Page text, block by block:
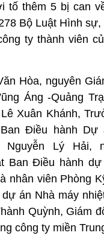
tố thêm 5 bị can
Bộ Luật Hình
ty thành viên
Hòa, nguyên
Áng -Quảng
Xuân Khánh,
Điều hành Dự
Nguyễn Lý Hải,
Ban Điều hành
nhân viên Phòng
án Nhà máy
Quỳnh, Giám
công ty miền